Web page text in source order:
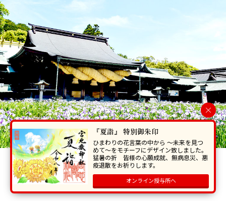
当ホームページで掲載の写真・イラスト等を無断で転写･複製することを
禁じます。
Copyright © Miyajidake Jinjya , All Rights Reserved.
×
『夏詣』 特別御朱印
ひまわりの花言葉の中から 〜未来を見つ
めて〜をモチーフにデザイン致しました。
猛暑の折 皆様の心願成就、無病息災、悪
疫退散をお祈りします。
オンライン授与所へ